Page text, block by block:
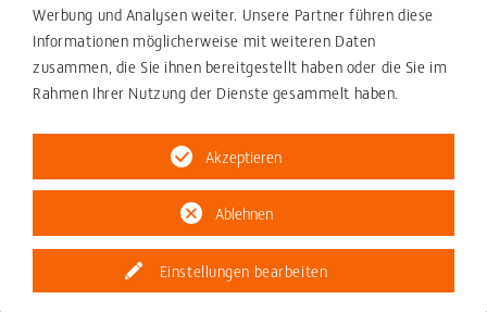
Ihre Beschwerde-Meldung
Datenschutzerklärung
Impressum
© 2026 ZOLLERN GmbH & Co. KG
Werbung und Analysen weiter. Unsere Partner führen diese
Informationen möglicherweise mit weiteren Daten
zusammen, die Sie ihnen bereitgestellt haben oder die Sie im
Rahmen Ihrer Nutzung der Dienste gesammelt haben.
Einstellungen bearbeiten
Ablehnen
Akzeptieren